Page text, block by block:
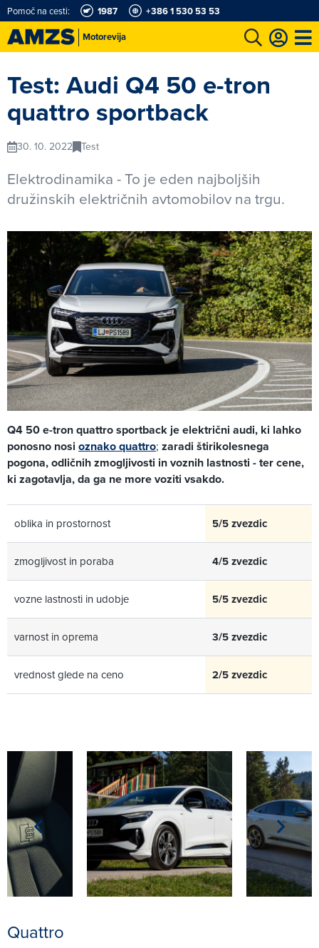
Motorevija
Pomoč na cesti: 1987 +386 1 530 53 53
Test: Audi Q4 50 e-tron
quattro sportback
30. 10. 2022 Test
Elektrodinamika - To je eden najboljših
družinskih električnih avtomobilov na trgu.
Q4 50 e-tron quattro sportback je električni audi, ki lahko
ponosno nosi oznako quattro; zaradi štirikolesnega
pogona, odličnih zmogljivosti in voznih lastnosti - ter cene,
ki zagotavlja, da ga ne more voziti vsakdo.
oblika in prostornost 5/5 zvezdic
zmogljivost in poraba 4/5 zvezdic
vozne lastnosti in udobje 5/5 zvezdic
varnost in oprema 3/5 zvezdic
vrednost glede na ceno 2/5 zvezdic
Quattro